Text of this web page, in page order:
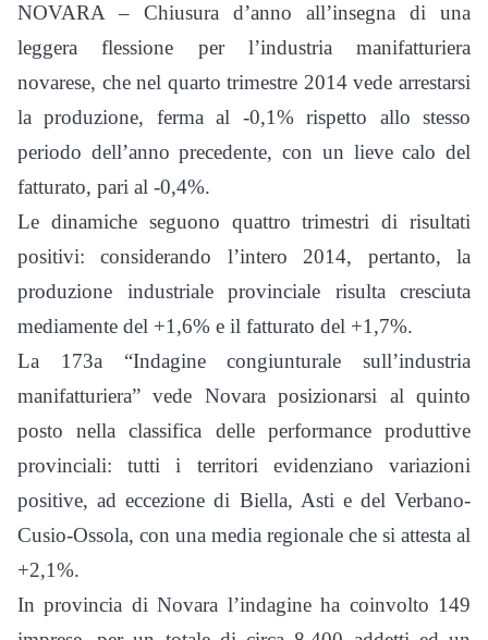
NOVARA – Chiusura d’anno all’insegna di una
leggera flessione per l’industria manifatturiera
novarese, che nel quarto trimestre 2014 vede arrestarsi
la produzione, ferma al -0,1% rispetto allo stesso
periodo dell’anno precedente, con un lieve calo del
fatturato, pari al -0,4%.
Le dinamiche seguono quattro trimestri di risultati
positivi: considerando l’intero 2014, pertanto, la
produzione industriale provinciale risulta cresciuta
mediamente del +1,6% e il fatturato del +1,7%.
La 173a “Indagine congiunturale sull’industria
manifatturiera” vede Novara posizionarsi al quinto
posto nella classifica delle performance produttive
provinciali: tutti i territori evidenziano variazioni
positive, ad eccezione di Biella, Asti e del Verbano-
Cusio-Ossola, con una media regionale che si attesta al
+2,1%.
In provincia di Novara l’indagine ha coinvolto 149